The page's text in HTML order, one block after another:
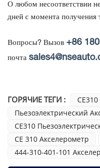
О любом несоответствии
дней с момента получения
Вопросы? Вызов +86
почта
ГОРЯЧИЕ ТЕГИ :
CE310
Пьезоэлектрический
CE310
CE 310 Акселерометр
444-310-401-101